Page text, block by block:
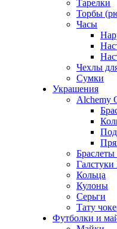
Тарелки
Торбы
Часы
Чехлы
Сумки
Украшения
Alchemy
Галстуки
Кольца
Кулоны
Серьги
Тату
Футболки и